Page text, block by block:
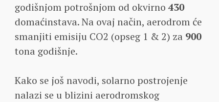
godišnjom potrošnjom od okvirno 430
domaćinstava. Na ovaj način, aerodrom će
smanjiti emisiju CO2 (opseg 1 & 2) za 900
tona godišnje.
Kako se još navodi, solarno postrojenje
nalazi se u blizini aerodromskog